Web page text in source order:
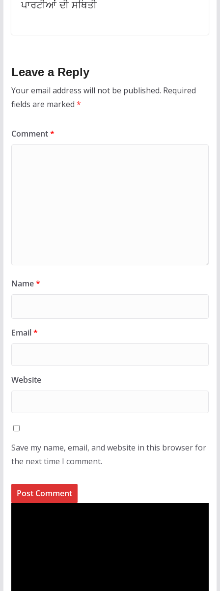
ਪਾਰਟੀਆਂ ਦੀ ਸਥਿਤੀ
Leave a Reply
Your email address will not be published. Required
fields are marked *
Comment*
Name*
Email*
Website
Save my name, email, and website in this browser for
the next time I comment.